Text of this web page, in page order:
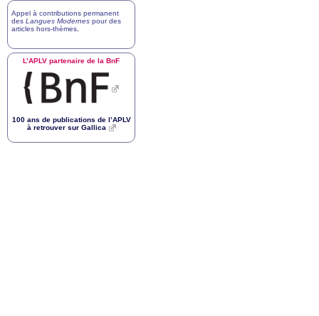
Appel à contributions permanent
des Langues Modernes pour des
articles hors-thèmes
L’APLV partenaire de la BnF
100 ans de publications de l’APLV
à retrouver sur Gallica